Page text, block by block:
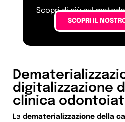
Scopri di più sul
SCOPRI IL
digitalizzazione
clinica
La dematerializzazione della